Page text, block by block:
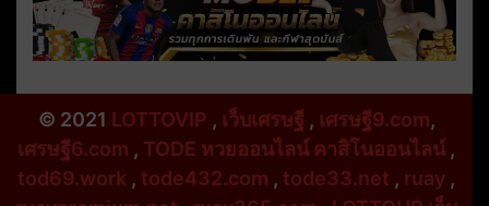
© 2021 LOTTOVIP , เว็บเศรษฐี, เศรษฐี9.com,
เศรษฐี6.com , TODE หวยออนไลน์ คาสิโนออนไลน์ ,
tod69.work , tode432.com , tode33.net , ruay ,